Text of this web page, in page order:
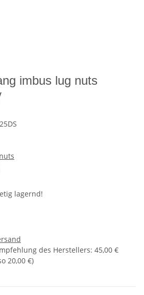
imbus lug nuts
lagernd!
des Herstellers: 45,00 €
20,00 €)